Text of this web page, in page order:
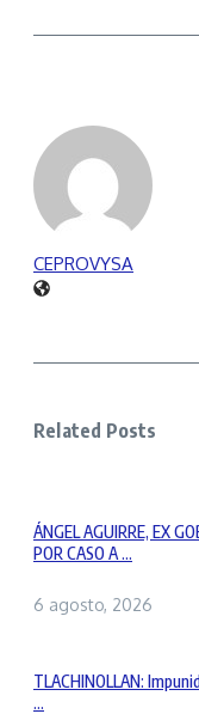
CEPROVYSA
Related Posts
ÁNGEL AGUIRRE, EX
POR CASO A ...
6 agosto, 2026
TLACHINOLLAN:
...